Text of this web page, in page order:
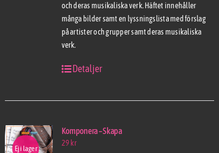
och deras musikaliska verk. Häftet innehåller
många bilder samt en lyssningslista med förslag
på artister och grupper samt deras musikaliska
verk.
Detaljer
Ej i lager
Komponera – Skapa
29 kr